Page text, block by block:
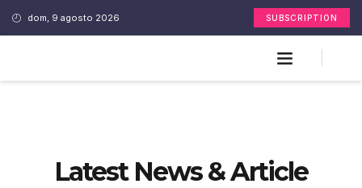
dom, 9 agosto 2026 SUBSCRIPTION
Latest News & Article